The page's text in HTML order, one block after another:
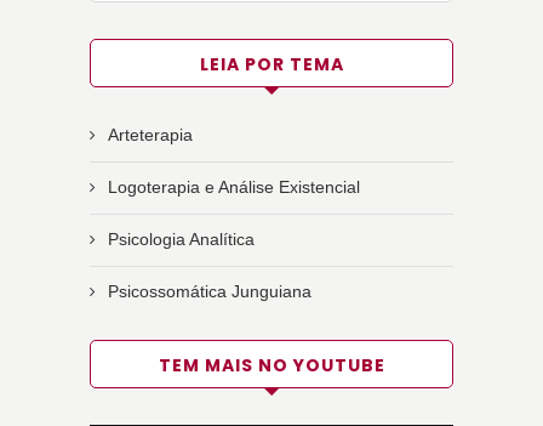
LEIA POR TEMA
Arteterapia
Logoterapia e Análise Existencial
Psicologia Analítica
Psicossomática Junguiana
TEM MAIS NO YOUTUBE